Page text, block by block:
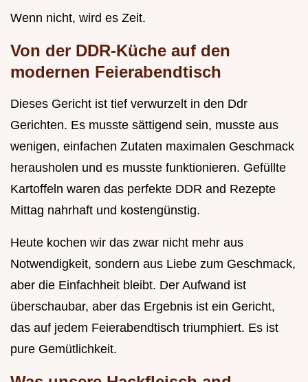
Wenn nicht, wird es Zeit.
Von der DDR-Küche auf den
modernen Feierabendtisch
Dieses Gericht ist tief verwurzelt in den Ddr
Gerichten. Es musste sättigend sein, musste aus
wenigen, einfachen Zutaten maximalen Geschmack
herausholen und es musste funktionieren. Gefüllte
Kartoffeln waren das perfekte DDR and Rezepte
Mittag nahrhaft und kostengünstig.
Heute kochen wir das zwar nicht mehr aus
Notwendigkeit, sondern aus Liebe zum Geschmack,
aber die Einfachheit bleibt. Der Aufwand ist
überschaubar, aber das Ergebnis ist ein Gericht,
das auf jedem Feierabendtisch triumphiert. Es ist
pure Gemütlichkeit.